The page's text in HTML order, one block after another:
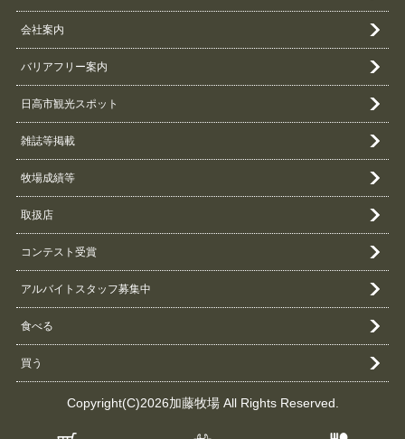
会社案内
バリアフリー案内
日高市観光スポット
雑誌等掲載
牧場成績等
取扱店
コンテスト受賞
アルバイトスタッフ募集中
食べる
買う
Copyright(C)2026加藤牧場 All Rights Reserved.